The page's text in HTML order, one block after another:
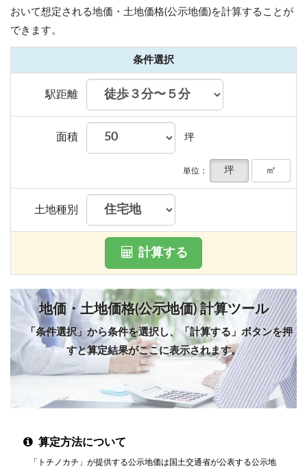
おいて想定される地価・土地価格(公示地価)を計算することが
できます。
条件選択
駅距離
面積 坪
単位： 坪 ㎡
土地種別
計算する
地価・土地価格(公示地価) 計算ツール
「条件選択」から条件を選択し、「計算する」ボタンを押
すと算定結果がここに表示されます。
算定方法について
「トチノカチ」が提供する公示地価は国土交通省が公表する公示地